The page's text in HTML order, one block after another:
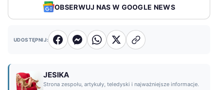
OBSERWUJ NAS W GOOGLE NEWS
UDOSTĘPNIJ:
JESIKA
Strona zespołu, artykuły, teledyski i najważniejsze informacje.